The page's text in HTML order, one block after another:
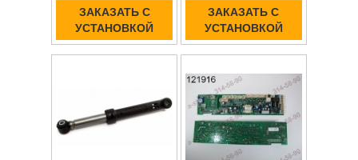
ЗАКАЗАТЬ С
УСТАНОВКОЙ
ЗАКАЗАТЬ С
УСТАНОВКОЙ